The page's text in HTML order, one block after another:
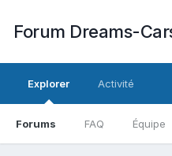
Forum Dreams-
Explorer
Forums FAQ Équipe
Activité